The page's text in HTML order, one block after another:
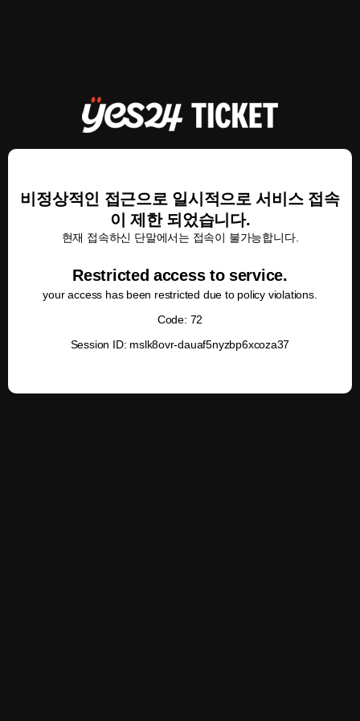
비정상적인 접근으로 일시적으로 서비스 접속
이 제한 되었습니다.
현재 접속하신 단말에서는 접속이 불가능합니다.
Restricted access to service.
your access has been restricted due to policy violations.
Code: 72
Session ID: mslk8ovr-dauaf5nyzbp6xcoza37